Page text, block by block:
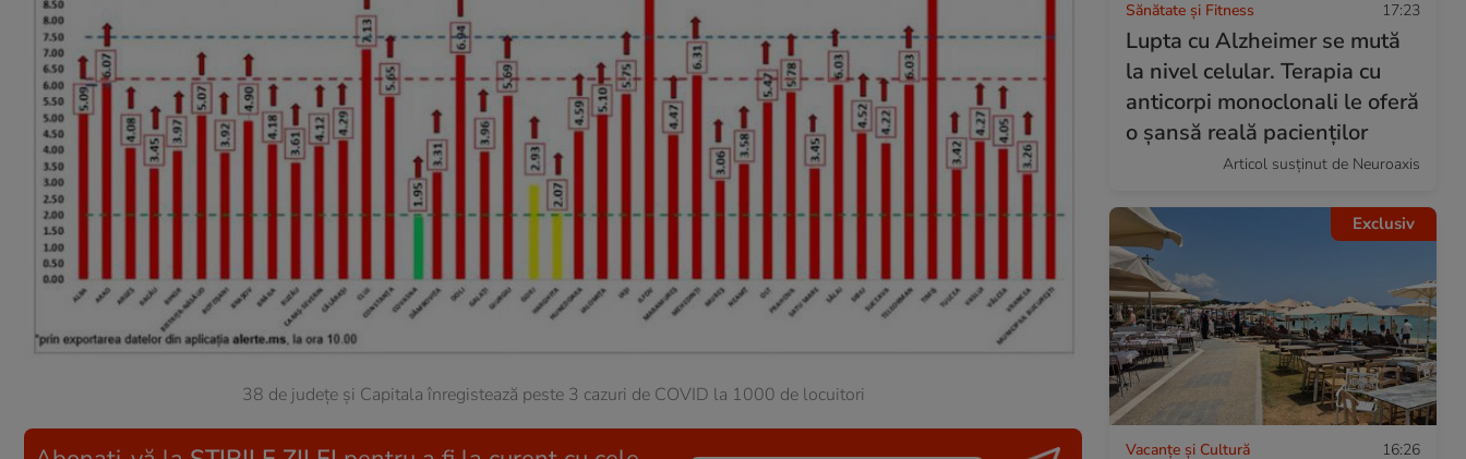
38 de județe și Capitala înregistează peste 3 cazuri de COVID la 1000 de locuitori
Sănătate și Fitness 17:23
Lupta cu Alzheimer se mută
la nivel celular. Terapia cu
anticorpi monoclonali le oferă
o șansă reală pacienților
Articol susținut de Neuroaxis
Exclusiv
Vacanțe și Cultură 16:26